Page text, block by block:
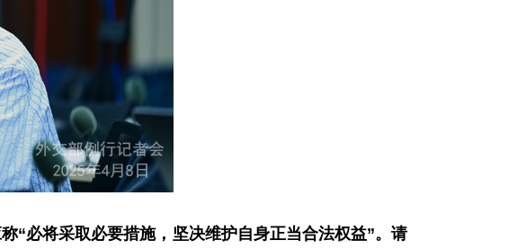
“必将采取必要措施，坚决维护自身正当合法权益”。请